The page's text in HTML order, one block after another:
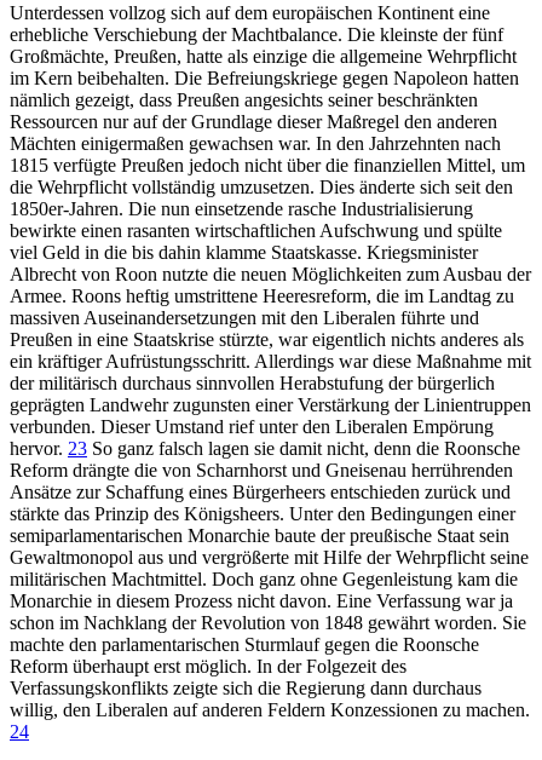
Unterdessen vollzog sich auf dem europäischen Kontinent eine
erhebliche Verschiebung der Machtbalance. Die kleinste der fünf
Großmächte, Preußen, hatte als einzige die allgemeine Wehrpflicht
im Kern beibehalten. Die Befreiungskriege gegen Napoleon hatten
nämlich gezeigt, dass Preußen angesichts seiner beschränkten
Ressourcen nur auf der Grundlage dieser Maßregel den anderen
Mächten einigermaßen gewachsen war. In den Jahrzehnten nach
1815 verfügte Preußen jedoch nicht über die finanziellen Mittel, um
die Wehrpflicht vollständig umzusetzen. Dies änderte sich seit den
1850er-Jahren. Die nun einsetzende rasche Industrialisierung
bewirkte einen rasanten wirtschaftlichen Aufschwung und spülte
viel Geld in die bis dahin klamme Staatskasse. Kriegsminister
Albrecht von Roon nutzte die neuen Möglichkeiten zum Ausbau der
Armee. Roons heftig umstrittene Heeresreform, die im Landtag zu
massiven Auseinandersetzungen mit den Liberalen führte und
Preußen in eine Staatskrise stürzte, war eigentlich nichts anderes als
ein kräftiger Aufrüstungsschritt. Allerdings war diese Maßnahme mit
der militärisch durchaus sinnvollen Herabstufung der bürgerlich
geprägten Landwehr zugunsten einer Verstärkung der Linientruppen
verbunden. Dieser Umstand rief unter den Liberalen Empörung
hervor. 23 So ganz falsch lagen sie damit nicht, denn die Roonsche
Reform drängte die von Scharnhorst und Gneisenau herrührenden
Ansätze zur Schaffung eines Bürgerheers entschieden zurück und
stärkte das Prinzip des Königsheers. Unter den Bedingungen einer
semiparlamentarischen Monarchie baute der preußische Staat sein
Gewaltmonopol aus und vergrößerte mit Hilfe der Wehrpflicht seine
militärischen Machtmittel. Doch ganz ohne Gegenleistung kam die
Monarchie in diesem Prozess nicht davon. Eine Verfassung war ja
schon im Nachklang der Revolution von 1848 gewährt worden. Sie
machte den parlamentarischen Sturmlauf gegen die Roonsche
Reform überhaupt erst möglich. In der Folgezeit des
Verfassungskonflikts zeigte sich die Regierung dann durchaus
willig, den Liberalen auf anderen Feldern Konzessionen zu machen.
24